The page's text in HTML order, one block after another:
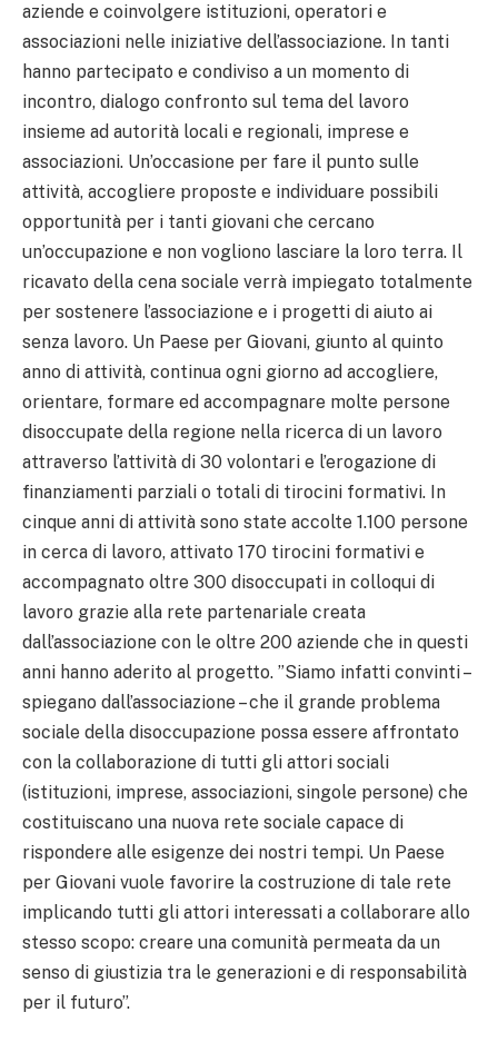
aziende e coinvolgere istituzioni, operatori e
associazioni nelle iniziative dell’associazione. In tanti
hanno partecipato e condiviso a un momento di
incontro, dialogo confronto sul tema del lavoro
insieme ad autorità locali e regionali, imprese e
associazioni. Un’occasione per fare il punto sulle
attività, accogliere proposte e individuare possibili
opportunità per i tanti giovani che cercano
un’occupazione e non vogliono lasciare la loro terra. Il
ricavato della cena sociale verrà impiegato totalmente
per sostenere l’associazione e i progetti di aiuto ai
senza lavoro. Un Paese per Giovani, giunto al quinto
anno di attività, continua ogni giorno ad accogliere,
orientare, formare ed accompagnare molte persone
disoccupate della regione nella ricerca di un lavoro
attraverso l’attività di 30 volontari e l’erogazione di
finanziamenti parziali o totali di tirocini formativi. In
cinque anni di attività sono state accolte 1.100 persone
in cerca di lavoro, attivato 170 tirocini formativi e
accompagnato oltre 300 disoccupati in colloqui di
lavoro grazie alla rete partenariale creata
dall’associazione con le oltre 200 aziende che in questi
anni hanno aderito al progetto. ”Siamo infatti convinti –
spiegano dall’associazione – che il grande problema
sociale della disoccupazione possa essere affrontato
con la collaborazione di tutti gli attori sociali
(istituzioni, imprese, associazioni, singole persone) che
costituiscano una nuova rete sociale capace di
rispondere alle esigenze dei nostri tempi. Un Paese
per Giovani vuole favorire la costruzione di tale rete
implicando tutti gli attori interessati a collaborare allo
stesso scopo: creare una comunità permeata da un
senso di giustizia tra le generazioni e di responsabilità
per il futuro”.